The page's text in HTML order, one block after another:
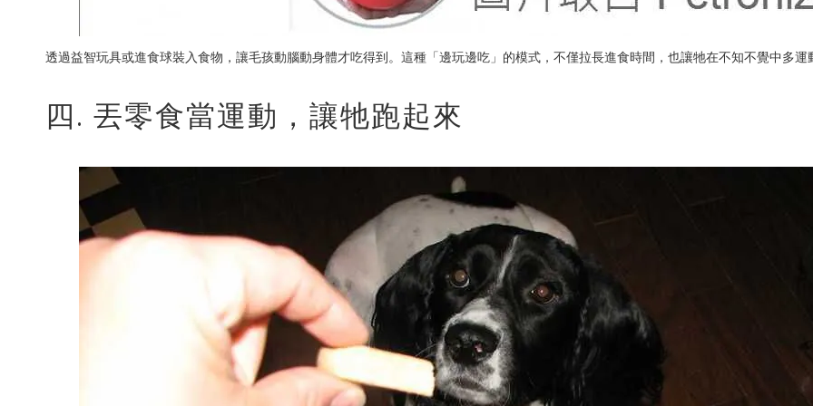
透過益智玩具或進食球裝入食物，讓毛孩動腦動身體才吃得到。這種「邊玩邊吃」的模式，不僅拉長進食時間，也讓牠在不知不覺中多運
四. 丟零食當運動，讓牠跑起來